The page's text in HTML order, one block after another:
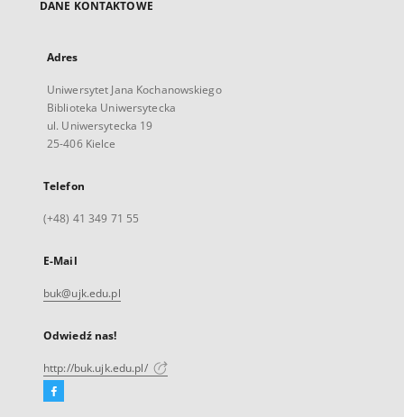
DANE KONTAKTOWE
Adres
Uniwersytet Jana Kochanowskiego
Biblioteka Uniwersytecka
ul. Uniwersytecka 19
25-406 Kielce
Telefon
(+48) 41 349 71 55
E-Mail
buk@ujk.edu.pl
Odwiedź nas!
http://buk.ujk.edu.pl/
Facebook